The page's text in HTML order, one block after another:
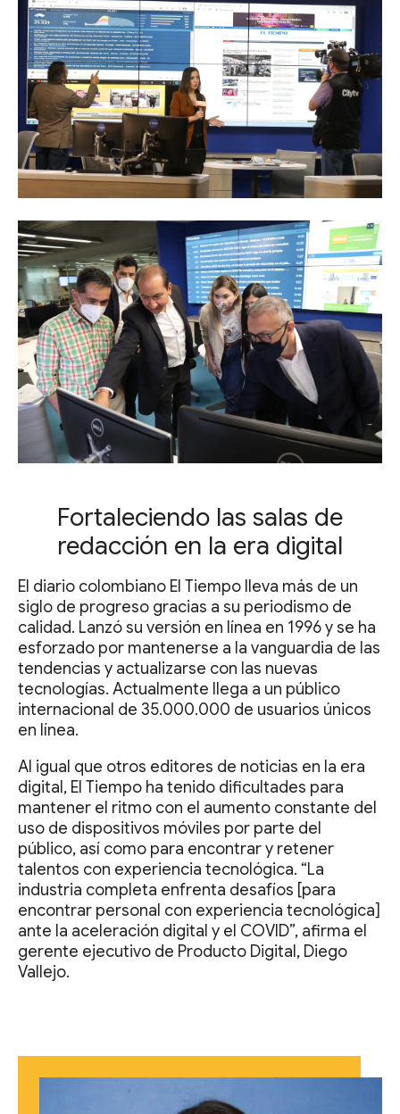
Fortaleciendo las salas de
redacción en la era digital
El diario colombiano El Tiempo lleva más de un
siglo de progreso gracias a su periodismo de
calidad. Lanzó su versión en línea en 1996 y se ha
esforzado por mantenerse a la vanguardia de las
tendencias y actualizarse con las nuevas
tecnologías. Actualmente llega a un público
internacional de 35.000.000 de usuarios únicos
en línea.
Al igual que otros editores de noticias en la era
digital, El Tiempo ha tenido dificultades para
mantener el ritmo con el aumento constante del
uso de dispositivos móviles por parte del
público, así como para encontrar y retener
talentos con experiencia tecnológica. “La
industria completa enfrenta desafíos [para
encontrar personal con experiencia tecnológica]
ante la aceleración digital y el COVID”, afirma el
gerente ejecutivo de Producto Digital, Diego
Vallejo.